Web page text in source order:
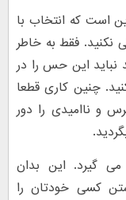
است که انتخاب با
نکنید. فقط به خاطر
نباید این حس را در
چنین کاری قطعا
و ناامیدی را دور
می گیرد. این بدان
کسی خودتان را